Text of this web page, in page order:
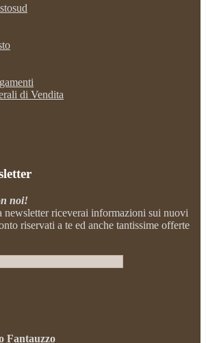
di Vendita
noi!
newsletter riceverai informazioni sui nuovi
riservati a te ed anche tantissime offerte
Fantauzzo